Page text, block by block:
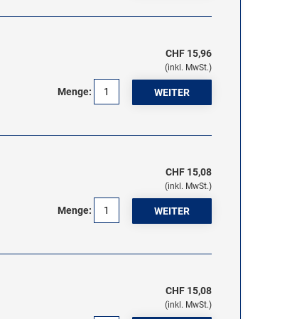
CHF 15,96
(inkl. MwSt.)
Menge:
CHF 15,08
(inkl. MwSt.)
Menge:
CHF 15,08
(inkl. MwSt.)